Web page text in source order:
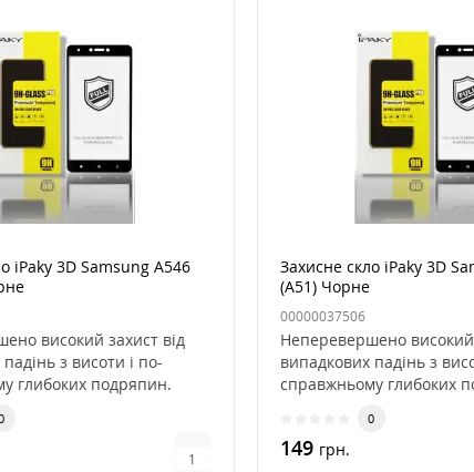
iPaky 3D Samsung A546
високий захист від
з висоти і по-
глибоких подряпин.
Захисне скло iPaky 3D
(A51) Чорне
00000037506
Неперевершено високий
випадкових падінь з
справжньому глибоких
0
149 грн.